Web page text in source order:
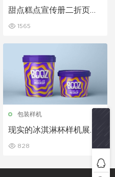
甜点糕点宣传册二折页设
1565
包装样机
现实的冰淇淋杯样机展示
828